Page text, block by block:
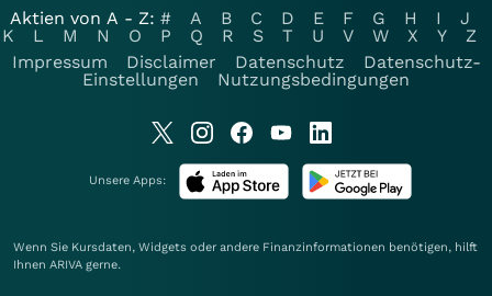
Aktien von A - Z: # A B C D E F G H I
J
K
L M N O P Q R S T U V W X Y
Z
Impressum
Disclaimer Datenschutz
Datenschutz-
Einstellungen
Nutzungsbedingungen
Unsere Apps:
Wenn Sie Kursdaten, Widgets oder andere Finanzinformationen benötigen, hilft
Ihnen ARIVA gerne.